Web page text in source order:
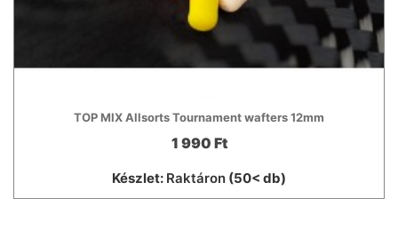
TOP MIX Allsorts Tournament wafters 12mm
1 990 Ft
Készlet: Raktáron (50< db)